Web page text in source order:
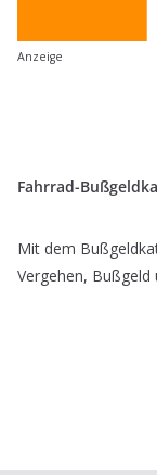
Anzeige
Fahrrad-
Mit dem
Vergehen, Bußgeld